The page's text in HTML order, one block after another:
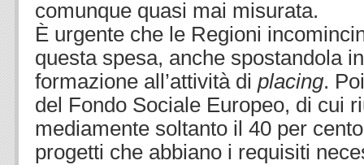
comunque quasi mai misurata.
È urgente che le Regioni
questa spesa, anche spostandola
formazione all’attività di placing.
del Fondo Sociale Europeo, di cui
mediamente soltanto il 40 per
progetti che abbiano i requisiti